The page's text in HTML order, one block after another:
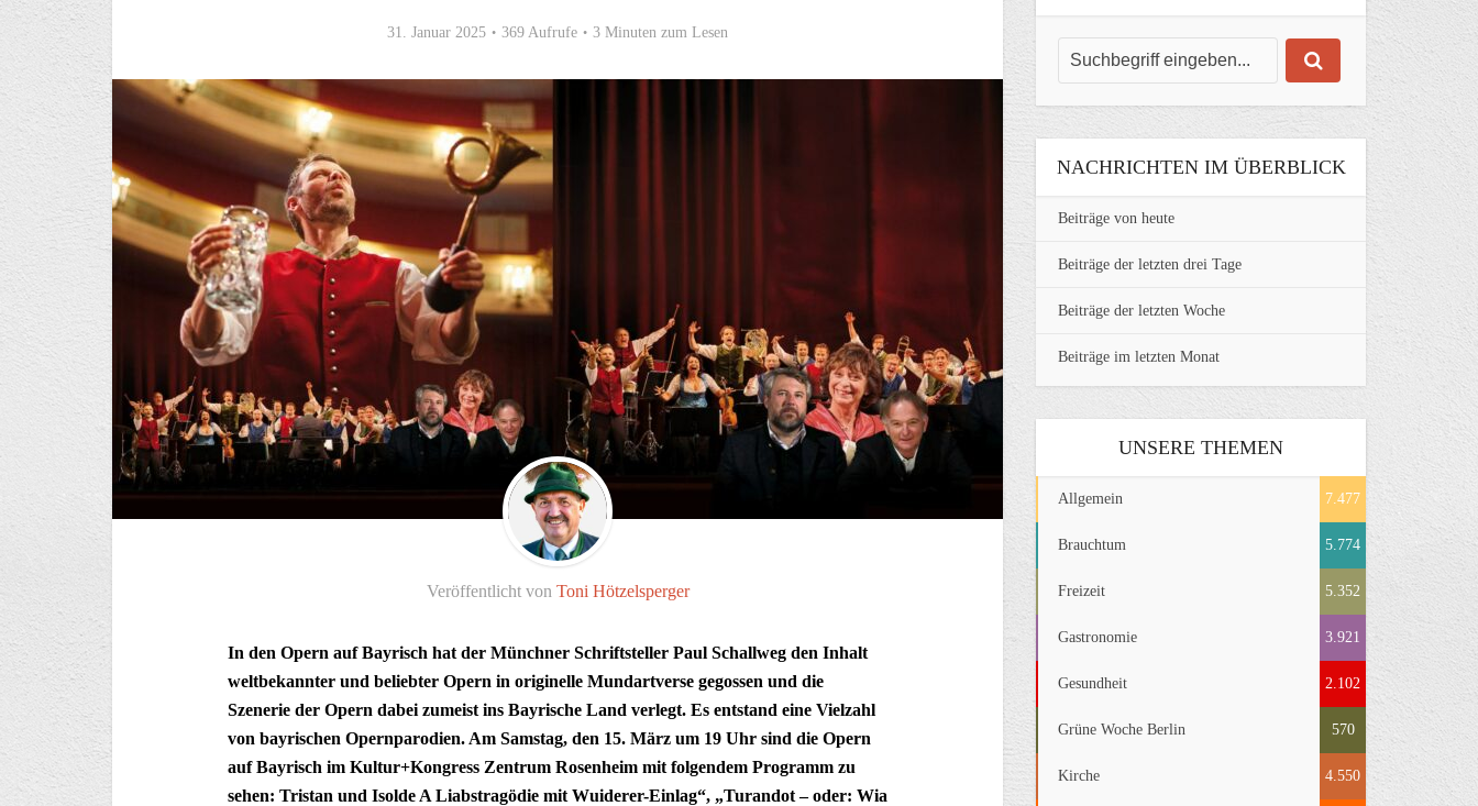
31. Januar 2025 369 Aufrufe 3 Minuten zum Lesen
Veröffentlicht von Toni Hötzelsperger
In den Opern auf Bayrisch hat der Münchner Schriftsteller Paul Schallweg den Inhalt
weltbekannter und beliebter Opern in originelle Mundartverse gegossen und die
Szenerie der Opern dabei zumeist ins Bayrische Land verlegt. Es entstand eine Vielzahl
von bayrischen Opernparodien. Am Samstag, den 15. März um 19 Uhr sind die Opern
auf Bayrisch im Kultur+Kongress Zentrum Rosenheim mit folgendem Programm zu
sehen: Tristan und Isolde A Liabstragödie mit Wuiderer-Einlag“, „Turandot – oder: Wia
NACHRICHTEN IM ÜBERBLICK
Beiträge von heute
Beiträge der letzten drei Tage
Beiträge der letzten Woche
Beiträge im letzten Monat
UNSERE THEMEN
Allgemein 7.477
Brauchtum 5.774
Freizeit 5.352
Gastronomie 3.921
Gesundheit 2.102
Grüne Woche Berlin 570
Kirche 4.550